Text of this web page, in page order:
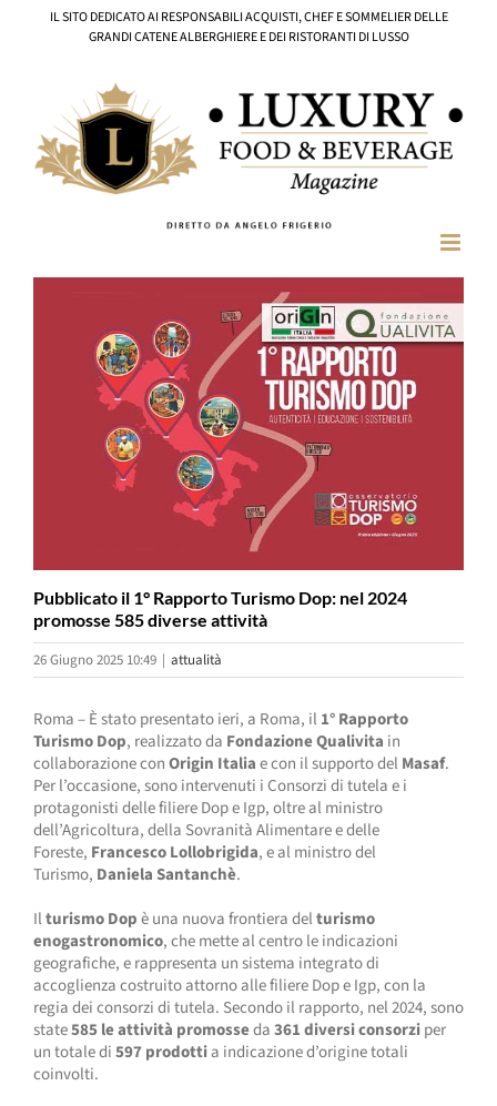
IL SITO DEDICATO AI RESPONSABILI ACQUISTI, CHEF E SOMMELIER DELLE
GRANDI CATENE ALBERGHIERE E DEI RISTORANTI DI LUSSO
Pubblicato il 1° Rapporto Turismo Dop: nel 2024
promosse 585 diverse attività
26 Giugno 2025 10:49 | attualità
Roma – È stato presentato ieri, a Roma, il 1° Rapporto
Turismo Dop, realizzato da Fondazione Qualivita in
collaborazione conOrigin Italiae con il supporto del Masaf.
Per l’occasione, sono intervenuti i Consorzi di tutela e i
protagonisti delle filiere Dop e Igp, oltre al ministro
dell’Agricoltura, della Sovranità Alimentare e delle
Foreste, Francesco Lollobrigida, e al ministro del
Turismo, Daniela Santanchè.
Ilturismo Dopè una nuova frontiera delturismo
enogastronomico, che mette al centro le indicazioni
geografiche, e rappresenta un sistema integrato di
accoglienza costruito attorno alle filiere Dop e Igp, con la
regia dei consorzi di tutela. Secondo il rapporto, nel 2024, sono
state585 le attività promosseda361 diversi consorziper
un totale di597 prodottia indicazione d’origine totali
coinvolti.